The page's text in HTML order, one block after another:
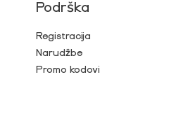
Podrška
Registracija
Narudžbe
Promo kodovi